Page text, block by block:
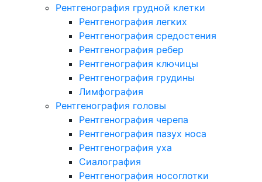
Рентгенография грудной клетки
Рентгенография легких
Рентгенография средостения
Рентгенография ребер
Рентгенография ключицы
Рентгенография грудины
Лимфография
Рентгенография головы
Рентгенография черепа
Рентгенография пазух носа
Рентгенография уха
Сиалография
Рентгенография носоглотки